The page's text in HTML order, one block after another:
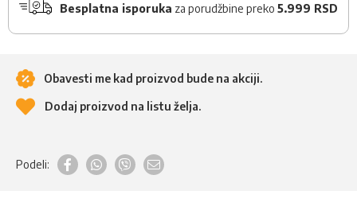
Besplatna isporuka za porudžbine preko 5.999 RSD
Obavesti me kad proizvod bude na akciji.
Dodaj proizvod na listu želja.
Podeli: